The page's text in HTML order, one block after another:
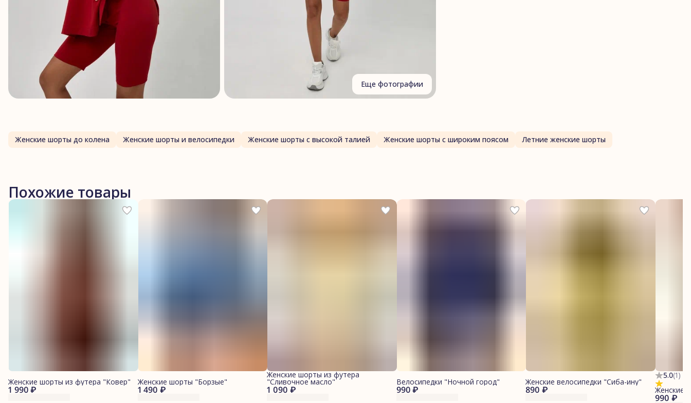
Еще фотографии
Женские шорты до колена Женские шорты и велосипедки Женские шорты с высокой талией Женские шорты с широким поясом Летние женские шорты
Похожие товары
1 990 ₽
Женские шорты из футера "Ковер"
1 490 ₽
Женские шорты "Борзые"
1 090 ₽
Женские шорты из футера
"Сливочное масло"
990 ₽
Велосипедки "Ночной город"
890 ₽
Женские велосипедки "Сиба-ину"
5.0(1)
990 ₽
Женские